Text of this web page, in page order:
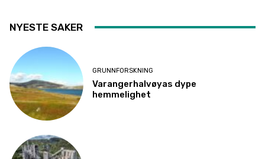
NYESTE SAKER
GRUNNFORSKNING
Varangerhalvøyas dype
hemmelighet